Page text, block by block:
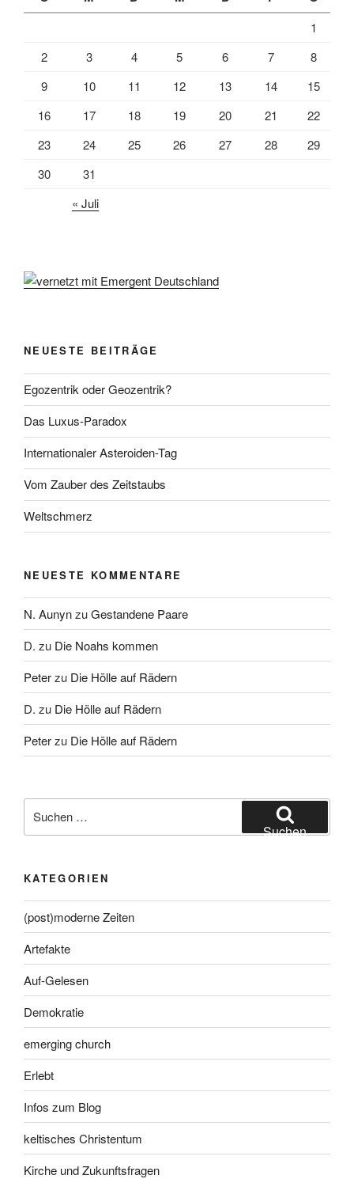
1
2
3 4 5 6 7
8
9
10 11 12 13 14
15
16
17 18 19 20 21
22
23
24 25 26 27 28
29
30
31
« Juli
NEUESTE BEITRÄGE
Egozentrik oder Geozentrik?
Das Luxus-Paradox
Internationaler Asteroiden-Tag
Vom Zauber des Zeitstaubs
Weltschmerz
NEUESTE KOMMENTARE
N. AunynzuGestandene Paare
D. zu Die Noahs kommen
Peterzu Die Hölle auf Rädern
D. zu Die Hölle auf Rädern
Peterzu Die Hölle auf Rädern
nach:
Suchen
KATEGORIEN
(post)moderne Zeiten
Artefakte
Auf-Gelesen
Demokratie
emerging church
Erlebt
Infos zum Blog
keltisches Christentum
Kirche und Zukunftsfragen